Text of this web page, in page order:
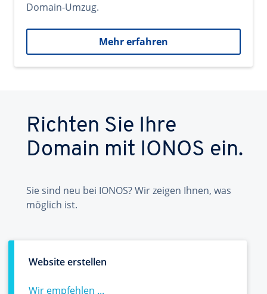
Domain-Umzug.
Mehr erfahren
Richten Sie Ihre
Domain mit IONOS ein.
Sie sind neu bei IONOS? Wir zeigen Ihnen, was
möglich ist.
Website erstellen
Wir empfehlen ...